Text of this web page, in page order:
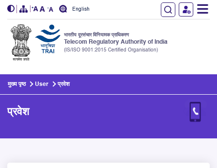
English
भारतीय दूरसंचार विनियामक प्राधिकरण
Telecom Regulatory Authority of India
(IS/ISO 9001:2015 Certified Organisation)
मुख्य पृष्ठ User प्रवेश
प्रवेश